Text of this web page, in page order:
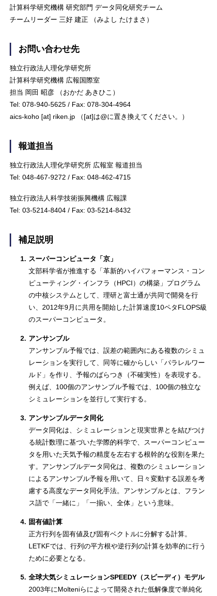
計算科学研究機構 研究部門 データ同化研究チーム
チームリーダー 三好 建正 （みよし たけまさ）
お問い合わせ先
独立行政法人理化学研究所
計算科学研究機構 広報国際室
担当 岡田 昭彦 （おかだ あきひこ）
Tel: 078-940-5625 / Fax: 078-304-4964
aics-koho [at] riken.jp （[at]は@に置き換えてください。）
報道担当
独立行政法人理化学研究所 広報室 報道担当
Tel: 048-467-9272 / Fax: 048-462-4715
独立行政法人科学技術振興機構 広報課
Tel: 03-5214-8404 / Fax: 03-5214-8432
補足説明
1. スーパーコンピュータ「京」
文部科学省が推進する「革新的ハイパフォーマンス・コン
ピューティング・インフラ（HPCI）の構築」プログラム
の中核システムとして、理研と富士通が共同で開発を行
い、2012年9月に共用を開始した計算速度10ペタFLOPS級
のスーパーコンピュータ。
2. アンサンブル
アンサンブル予報では、誤差の範囲内にある複数のシミュ
レーションを実行して、同等に確からしい「パラレルワー
ルド」を作り、予報のばらつき（不確実性）を表現する。
例えば、100個のアンサンブル予報では、100個の独立な
シミュレーションを並行して実行する。
3. アンサンブルデータ同化
データ同化は、シミュレーションと現実世界とを結びつけ
る統計数理に基づいた学際的科学で、スーパーコンピュー
タを用いた天気予報の精度を左右する根幹的な役割を果た
す。アンサンブルデータ同化は、複数のシミュレーション
によるアンサンブル予報を用いて、日々変動する誤差を考
慮する高度なデータ同化手法。アンサンブルとは、フラン
ス語で「一緒に」「一揃い、全体」という意味。
4. 固有値計算
正方行列を固有値及び固有ベクトルに分解する計算。
LETKFでは、行列の平方根や逆行列の計算を効率的に行う
ために必要となる。
5. 全球大気シミュレーションSPEEDY（スピーディ）モデル
2003年にMolteniらによって開発された低解像度で単純化